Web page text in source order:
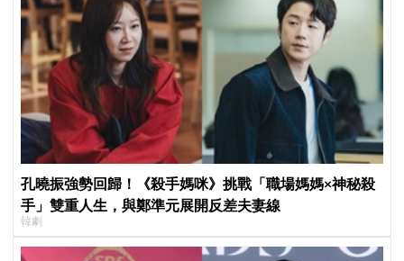
孔曉振強勢回歸！《殺手媽咪》挑戰「職場媽媽×神秘殺
手」雙重人生，與鄭準元展開反差夫妻線
韓劇